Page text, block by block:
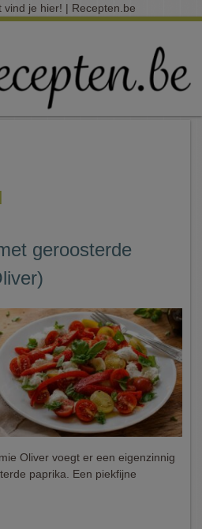
je hier! | Recepten.be
geroosterde
Oliver voegt er een eigenzinnig
paprika. Een piekfijne